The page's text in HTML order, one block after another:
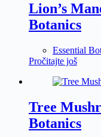
Lion’s
Botanics
Essential
Pročitajte još
Tree
Botanics